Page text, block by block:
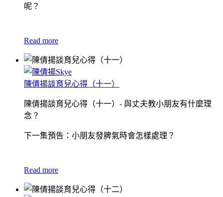
呢？
Read more
陳倩揚談育兒心得（十一）
陳倩揚談育兒心得（十一）- 與丈夫教小朋友有什麼理
念？
下一集預告：小朋友發脾氣時會怎樣處理？
Read more